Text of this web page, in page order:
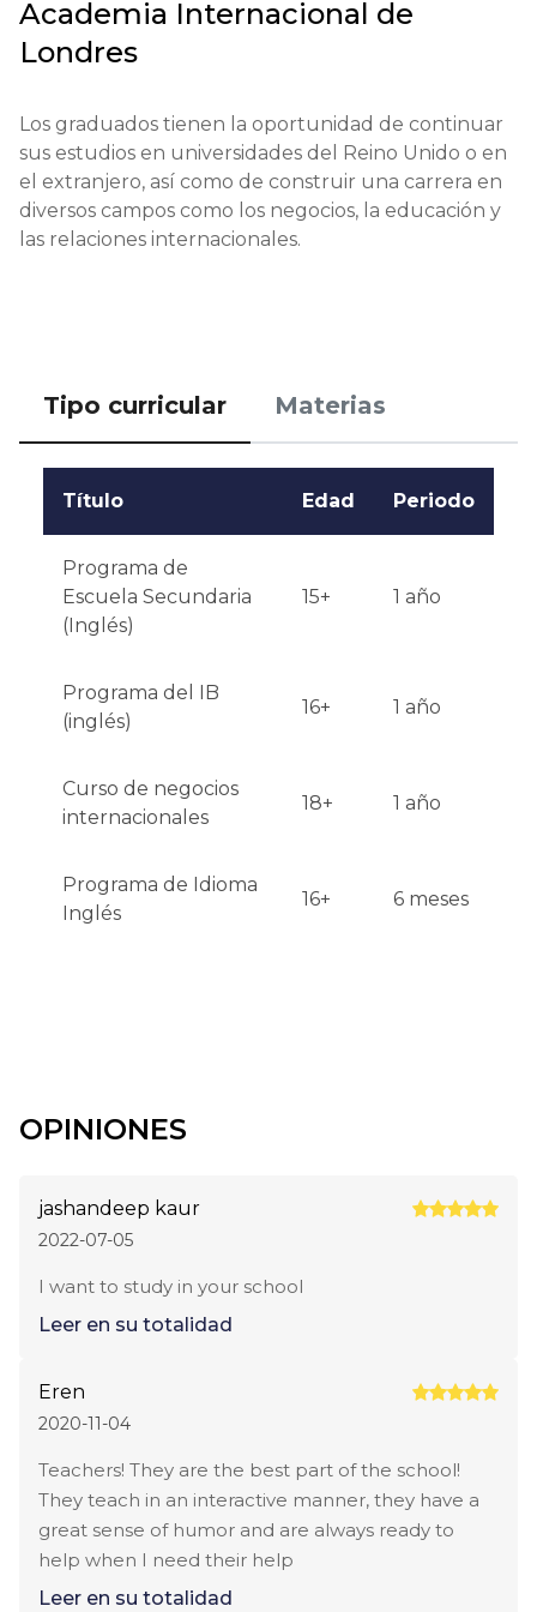
Fechas límite de solicitud: del 1 de enero al 30 de
junio.
representante de la academia.
Calificaciones o experiencia: se valora la experiencia
en voluntariado o pasantías.
Academia Internacional de
Londres
Los graduados tienen la oportunidad de continuar
sus estudios en universidades del Reino Unido o en
el extranjero, así como de construir una carrera en
diversos campos como los negocios, la educación y
las relaciones internacionales.
Tipo curricular Materias
Título Edad Periodo
Programa de
Escuela Secundaria
(Inglés)
15+ 1 año
Programa del IB
(inglés)
16+ 1 año
Curso de negocios
internacionales
18+ 1 año
Programa de Idioma
Inglés
16+ 6 meses
OPINIONES
jashandeep kaur
2022-07-05
I want to study in your school
Leer en su totalidad
Eren
2020-11-04
Teachers! They are the best part of the school!
They teach in an interactive manner, they have a
great sense of humor and are always ready to
help when I need their help
Leer en su totalidad